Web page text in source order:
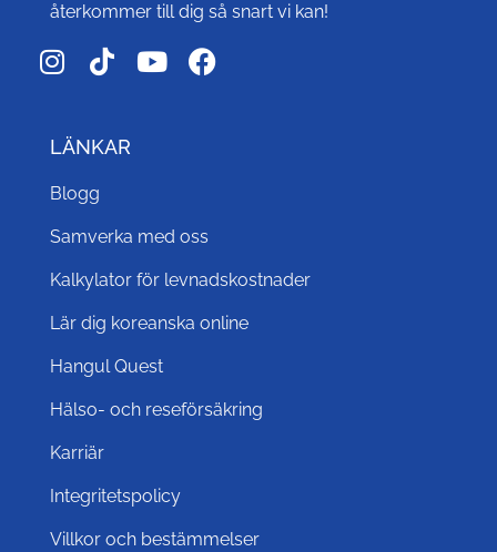
återkommer till dig så snart vi kan!
LÄNKAR
Blogg
Samverka med oss
Kalkylator för levnadskostnader
Lär dig koreanska online
Hangul Quest
Hälso- och reseförsäkring
Karriär
Integritetspolicy
Villkor och bestämmelser